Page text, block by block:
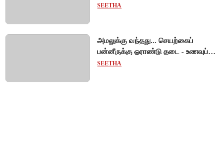
பிரம்மோற்சவத்திற்கான ஏற்பாடுகள்
SEETHA
அமலுக்கு வந்தது... செயற்கைப்
பன்னீருக்கு ஓராண்டு தடை - உணவுப்
பாதுகாப்புத் துறை நடவடிக்கை!
SEETHA